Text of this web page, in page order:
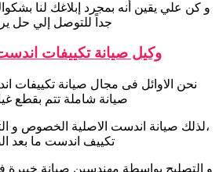
و كن علي يقين أنه بمجرد إبلاغك لنا
جداً للتوصل إلي حل
وكيل صيانة تكييفات
نحن الاوائل فى مجال صيانة
صيانة شاملة تتم بقطع
،لذلك صيانة اندست الاصلية الخصوص و
تكييف اندست ما بعد
و التصليح بواسطة مهندسين صيانة